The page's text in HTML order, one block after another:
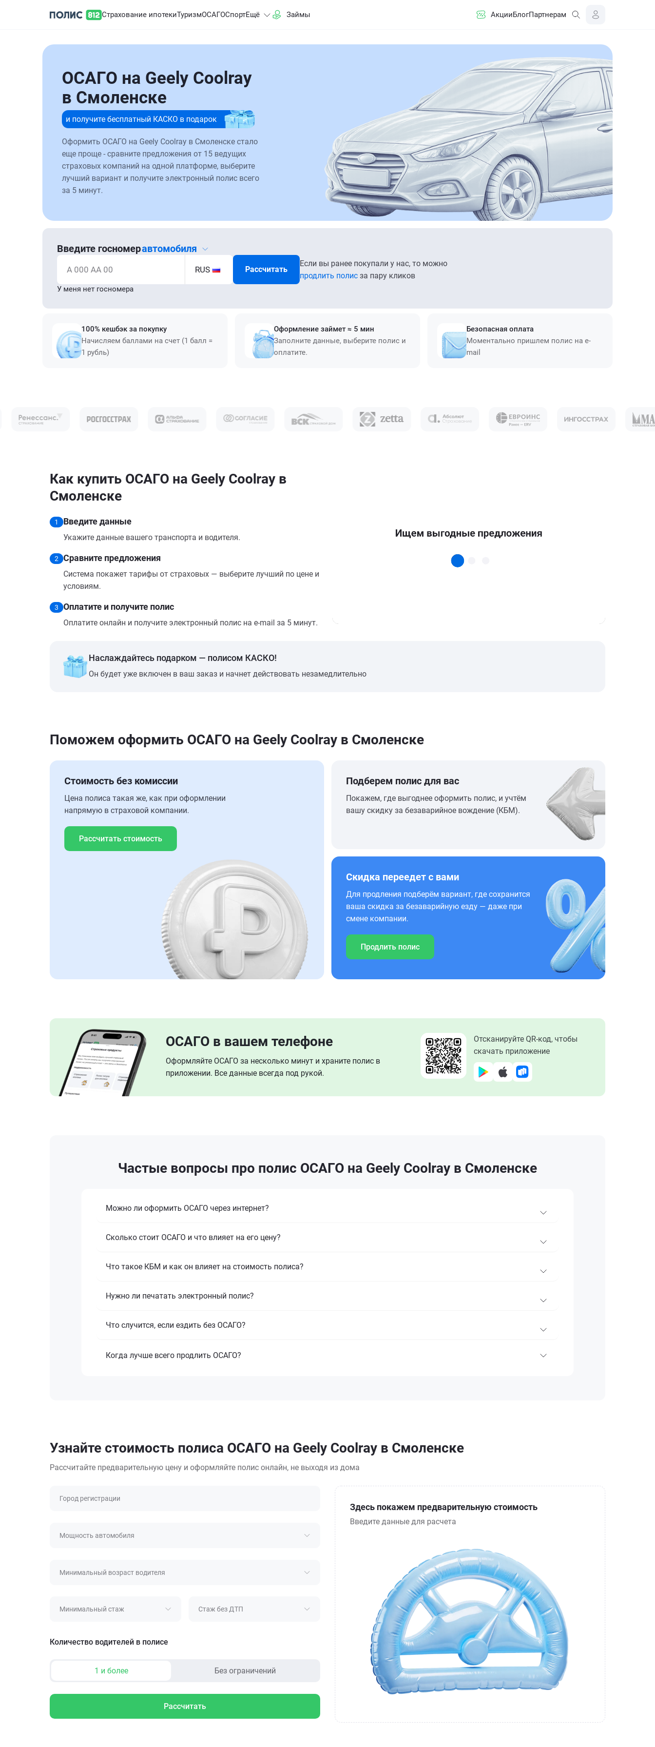
Страхование ипотекиТуризмОСАГОСпортЕщё Займы АкцииБлогПартнерам
ОСАГО на Geely Coolray
в Смоленске
и получите бесплатный КАСКО в подарок
Оформить ОСАГО на Geely Coolray в Смоленске стало
еще проще - сравните предложения от 15 ведущих
страховых компаний на одной платформе, выберите
лучший вариант и получите электронный полис всего
за 5 минут.
Введите госномеравтомобиля
А 000 АА 00 RUS Рассчитать
Если вы ранее покупали у нас, то можно
продлить полис за пару кликов
У меня нет госномера
100% кешбэк за покупку
Начисляем баллами на счет (1 балл =
1 рубль)
Оформление займет ≈ 5 мин
Заполните данные, выберите полис и
оплатите.
Безопасная оплата
Моментально пришлем полис на e-
mail
Как купить ОСАГО на Geely Coolray в
Смоленске
1 Введите данные
Укажите данные вашего транспорта и водителя.
2 Сравните предложения
Система покажет тарифы от страховых — выберите лучший по цене и
условиям.
3 Оплатите и получите полис
Оплатите онлайн и получите электронный полис на e-mail за 5 минут.
Наслаждайтесь подарком — полисом КАСКО!
Он будет уже включен в ваш заказ и начнет действовать незамедлительно
Поможем оформить ОСАГО на Geely Coolray в Смоленске
Стоимость без комиссии
Цена полиса такая же, как при оформлении
напрямую в страховой компании.
Рассчитать стоимость
Подберем полис для вас
Покажем, где выгоднее оформить полис, и учтём
вашу скидку за безаварийное вождение (КБМ).
Скидка переедет с вами
Для продления подберём вариант, где сохранится
ваша скидка за безаварийную езду — даже при
смене компании.
Продлить полис
ОСАГО в вашем телефоне
Оформляйте ОСАГО за несколько минут и храните полис в
приложении. Все данные всегда под рукой.
Отсканируйте QR-код, чтобы
скачать приложение
Частые вопросы про полис ОСАГО на Geely Coolray в Смоленске
Можно ли оформить ОСАГО через интернет?
Сколько стоит ОСАГО и что влияет на его цену?
Что такое КБМ и как он влияет на стоимость полиса?
Нужно ли печатать электронный полис?
Что случится, если ездить без ОСАГО?
Когда лучше всего продлить ОСАГО?
Узнайте стоимость полиса ОСАГО на Geely Coolray в Смоленске
Рассчитайте предварительную цену и оформляйте полис онлайн, не выходя из дома
Город регистрации
Мощность автомобиля
Минимальный возраст водителя
Минимальный стаж Стаж без ДТП
Количество водителей в полисе
1 и более Без ограничений
Рассчитать
Здесь покажем предварительную стоимость
Введите данные для расчета